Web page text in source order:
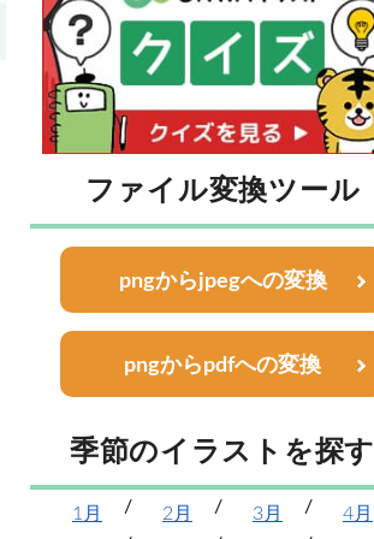
ファイル変換ツール
pngからjpegへの変換
pngからpdfへの変換
季節のイラストを探す
1月 2月 3月 4月